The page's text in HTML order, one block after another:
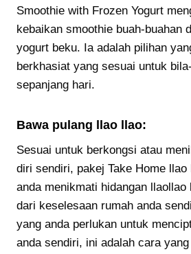
Smoothie with Frozen Yogurt
kebaikan smoothie buah-buahan
yogurt beku. Ia adalah pilihan
berkhasiat yang sesuai untuk
sepanjang hari.
Bawa pulang llao llao:
Sesuai untuk berkongsi atau
diri sendiri, pakej Take Home llao
anda menikmati hidangan llaollao
dari keselesaan rumah anda
yang anda perlukan untuk
anda sendiri, ini adalah cara